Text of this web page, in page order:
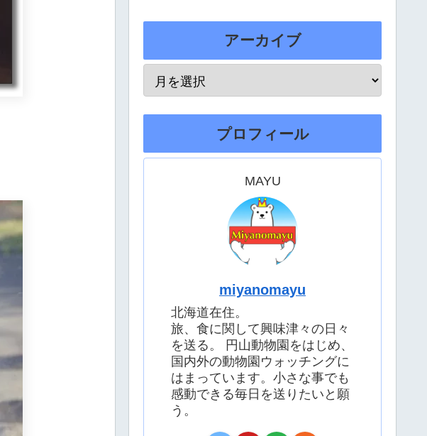
アーカイブ
プロフィール
MAYU
miyanomayu
北海道在住。
旅、食に関して興味津々の日々
を送る。 円山動物園をはじめ、
国内外の動物園ウォッチングに
はまっています。小さな事でも
感動できる毎日を送りたいと願
う。